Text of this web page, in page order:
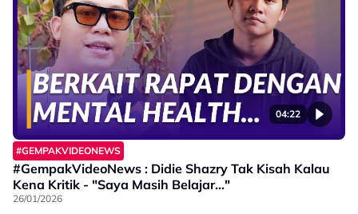
04:22
#GEMPAKVIDEONEWS
#GempakVideoNews : Didie Shazry Tak Kisah Kalau
Kena Kritik - "Saya Masih Belajar..."
26/01/2026